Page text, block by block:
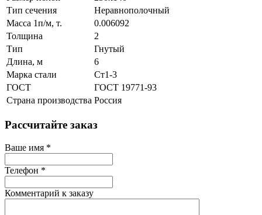
Тип сечения
Неравнополочный
Масса 1п/м, т.
0.006092
Толщина
2
Тип
Гнутый
Длина, м
6
Марка стали
Ст1-3
ГОСТ
ГОСТ 19771-93
Страна производства Россия
Рассчитайте заказ
Ваше имя *
Телефон *
Комментарий к заказу